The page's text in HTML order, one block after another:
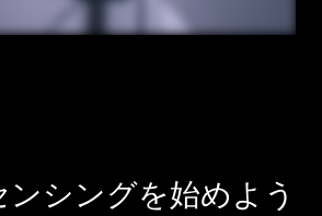
シングを始めよう